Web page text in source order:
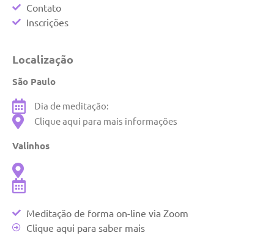
Contato
Inscrições
Localização
São Paulo
Dia de meditação:
Clique aqui para mais informações
Valinhos
Meditação de forma on-line via Zoom
Clique aqui para saber mais